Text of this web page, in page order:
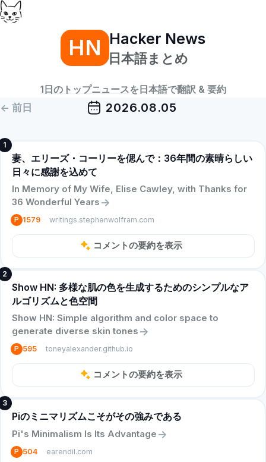
HN Hacker News
日本語まとめ
1日のトップニュースを日本語で翻訳 & 要約
<- 前日 2026.08.05
1
妻、エリーズ・コーリーを偲んで：36年間の素晴らしい
日々に感謝を込めて
In Memory of My Wife, Elise Cawley, with Thanks for
36 Wonderful Years ->
P 1579 writings.stephenwolfram.com
コメントの要約を表示
2
Show HN: 多様な肌の色を生成するためのシンプルなア
ルゴリズムと色空間
Show HN: Simple algorithm and color space to
generate diverse skin tones ->
P 595 toneyalexander.github.io
コメントの要約を表示
3
Piのミニマリズムこそがその強みである
Pi's Minimalism Is Its Advantage ->
P 504 earendil.com